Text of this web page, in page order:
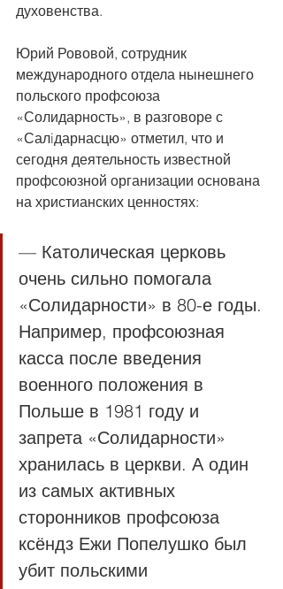
духовенства.
Юрий Рововой, сотрудник
международного отдела нынешнего
польского профсоюза
«Солидарность», в разговоре с
«Салiдарнасцю» отметил, что и
сегодня деятельность известной
профсоюзной организации основана
на христианских ценностях:
— Католическая церковь
очень сильно помогала
«Солидарности» в 80-е годы.
Например, профсоюзная
касса после введения
военного положения в
Польше в 1981 году и
запрета «Солидарности»
хранилась в церкви. А один
из самых активных
сторонников профсоюза
ксёндз Ежи Попелушко был
убит польскими